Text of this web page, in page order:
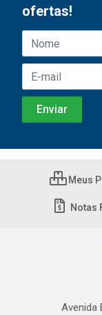
ofertas!
Meus
Notas
Avenida